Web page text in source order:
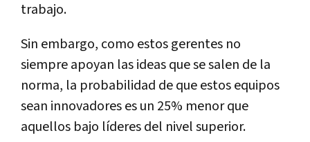
trabajo.
Sin embargo, como estos gerentes no
siempre apoyan las ideas que se salen de la
norma, la probabilidad de que estos equipos
sean innovadores es un 25% menor que
aquellos bajo líderes del nivel superior.